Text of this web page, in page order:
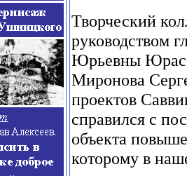
Творческий
руководством
Юрьевны
Миронова
проектов
справился с
объекта
которому в